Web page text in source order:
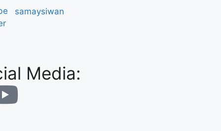
Media: